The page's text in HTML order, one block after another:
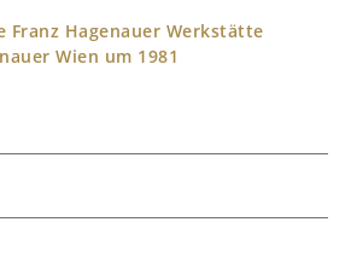
Franz Hagenauer Werkstätte
Wien um 1981